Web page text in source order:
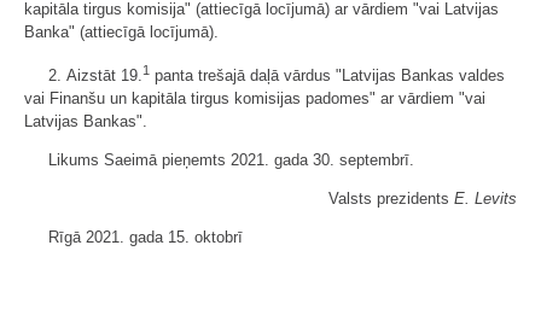
kapitāla tirgus komisija" (attiecīgā locījumā) ar vārdiem "vai Latvijas
Banka" (attiecīgā locījumā).
2. Aizstāt 19.1 panta trešajā daļā vārdus "Latvijas Bankas valdes
vai Finanšu un kapitāla tirgus komisijas padomes" ar vārdiem "vai
Latvijas Bankas".
Likums Saeimā pieņemts 2021. gada 30. septembrī.
Valsts prezidents E. Levits
Rīgā 2021. gada 15. oktobrī